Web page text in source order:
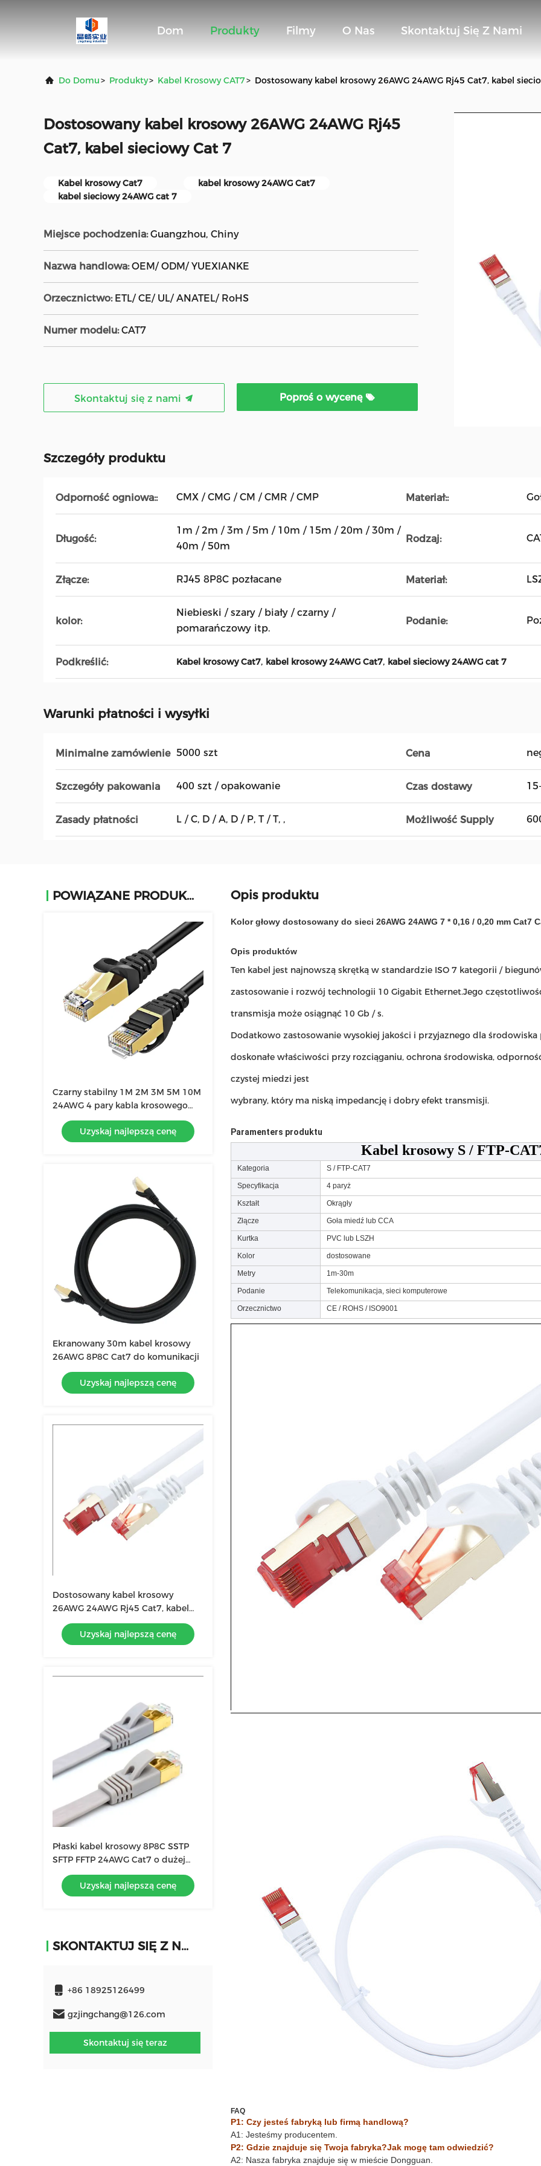
Dom Produkty Filmy O Nas Skontaktuj Się Z Nami
Do Domu> Produkty> Kabel Krosowy CAT7> Dostosowany kabel krosowy 26AWG 24AWG Rj45 Cat7, kabel
Dostosowany kabel krosowy 26AWG 24AWG Rj45
Cat7, kabel sieciowy Cat 7
Kabel krosowy Cat7
kabel krosowy 24AWG Cat7
kabel sieciowy 24AWG cat 7
Miejsce pochodzenia: Guangzhou, Chiny
Nazwa handlowa: OEM/ ODM/ YUEXIANKE
Orzecznictwo: ETL/ CE/ UL/ ANATEL/ RoHS
Numer modelu: CAT7
Skontaktuj się z nami Poproś o wycenę
Szczegóły produktu
Odporność ogniowa:: CMX / CMG / CM / CMR / CMP Materiał::
Długość:
1m / 2m / 3m / 5m / 10m / 15m / 20m / 30m /
40m / 50m
Rodzaj:
Złącze: RJ45 8P8C pozłacane Materiał:
kolor:
Niebieski / szary / biały / czarny /
pomarańczowy itp.
Podanie:
Podkreślić: Kabel krosowy Cat7, kabel krosowy 24AWG Cat7, kabel sieciowy 24AWG cat 7
Warunki płatności i wysyłki
Minimalne zamówienie 5000 szt Cena
Szczegóły pakowania 400 szt / opakowanie Czas dostawy
Zasady płatności L / C, D / A, D / P, T / T, , Możliwość Supply
POWIĄZANE PRODUKTY
Czarny stabilny 1M 2M 3M 5M 10M
24AWG 4 pary kabla krosowego
Cat7
Uzyskaj najlepszą cenę
Ekranowany 30m kabel krosowy
26AWG 8P8C Cat7 do komunikacji
Uzyskaj najlepszą cenę
Dostosowany kabel krosowy
26AWG 24AWG Rj45 Cat7, kabel
sieciowy Cat 7
Uzyskaj najlepszą cenę
Płaski kabel krosowy 8P8C SSTP
SFTP FFTP 24AWG Cat7 o dużej
szybkości
Uzyskaj najlepszą cenę
SKONTAKTUJ SIĘ Z NAMI
+86 18925126499
gzjingchang@126.com
Skontaktuj się teraz
Opis produktu
Kolor głowy dostosowany do sieci 26AWG 24AWG 7 * 0,16 / 0,20 mm Cat7
Opis produktów
Ten kabel jest najnowszą skrętką w standardzie ISO 7 kategorii /
zastosowanie i rozwój technologii 10 Gigabit Ethernet.Jego
transmisja może osiągnąć 10 Gb / s.
Dodatkowo zastosowanie wysokiej jakości i przyjaznego dla środowiska
doskonałe właściwości przy rozciąganiu, ochrona środowiska,
czystej miedzi jest
wybrany, który ma niską impedancję i dobry efekt transmisji.
Paramenters produktu
Kabel krosowy S / FTP-
Kategoria S / FTP-CAT7
Specyfikacja 4 paryż
Kształt Okrągły
Złącze Goła miedź lub CCA
Kurtka PVC lub LSZH
Kolor dostosowane
Metry 1m-30m
Podanie Telekomunikacja, sieci komputerowe
Orzecznictwo CE / ROHS / ISO9001
FAQ
P1: Czy jesteś fabryką lub firmą handlową?
A1: Jesteśmy producentem.
P2: Gdzie znajduje się Twoja fabryka?Jak mogę tam odwiedzić?
A2: Nasza fabryka znajduje się w mieście Dongguan.